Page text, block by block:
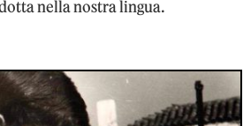
nella nostra lingua.